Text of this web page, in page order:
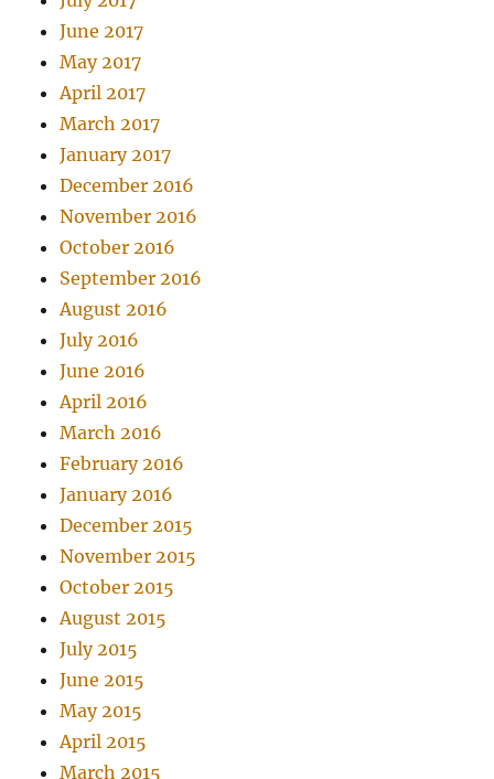
June 2017
May 2017
April 2017
March 2017
January 2017
December 2016
November 2016
October 2016
September 2016
August 2016
July 2016
June 2016
April 2016
March 2016
February 2016
January 2016
December 2015
November 2015
October 2015
August 2015
July 2015
June 2015
May 2015
April 2015
March 2015